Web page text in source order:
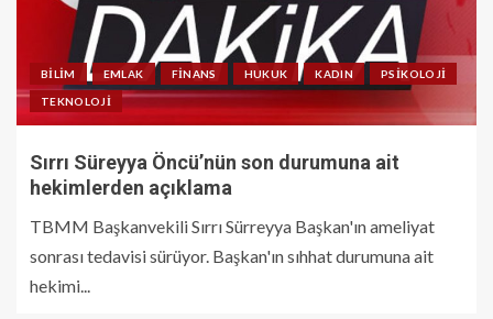
BILIM EMLAK FINANS HUKUK KADIN PSIKOLOJI
TEKNOLOJI
Sırrı Süreyya Öncü’nün son durumuna ait
hekimlerden açıklama
TBMM Başkanvekili Sırrı Sürreyya Başkan'ın ameliyat
sonrası tedavisi sürüyor. Başkan'ın sıhhat durumuna ait
hekimi...